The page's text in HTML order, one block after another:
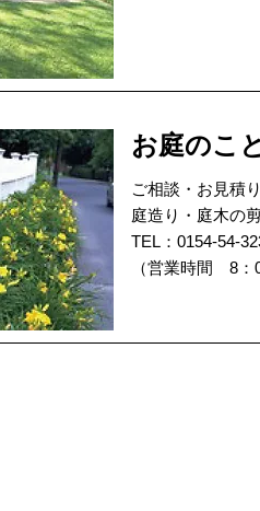
お庭のこ
ご相談・お見積
庭造り・庭木の
TEL：0154-54-
（営業時間 8：